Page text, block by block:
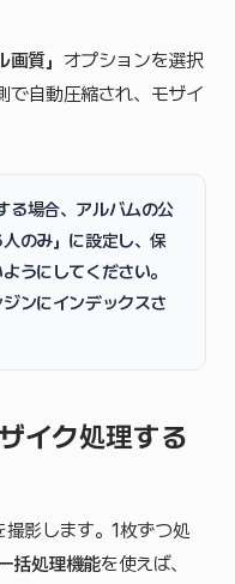
画質」 オプションを選択
で自動圧縮され、モザイ
る場合、アルバムの公
のみ」 に設定し、保
うにしてください。
ジンにインデックスさ
イク処理する
影します。1枚ずつ処
括処理機能を使えば、